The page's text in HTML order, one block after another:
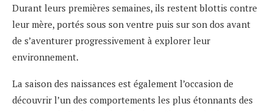
Durant leurs premières semaines, ils restent blottis contre
leur mère, portés sous son ventre puis sur son dos avant
de s’aventurer progressivement à explorer leur
environnement.
La saison des naissances est également l’occasion de
découvrir l’un des comportements les plus étonnants des